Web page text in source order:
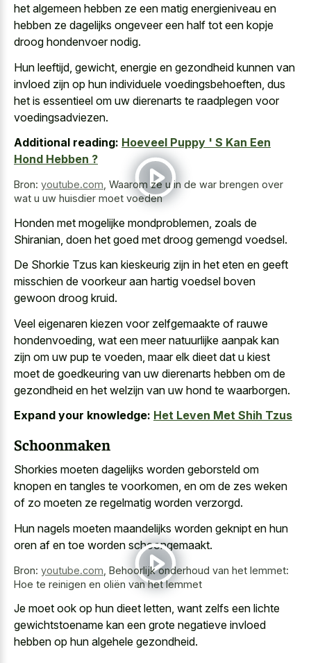
het algemeen hebben ze een matig energieniveau en
hebben ze dagelijks ongeveer een half tot een kopje
droog hondenvoer nodig.
Hun leeftijd, gewicht, energie en gezondheid kunnen van
invloed zijn op hun individuele voedingsbehoeften, dus
het is essentieel om uw dierenarts te raadplegen voor
voedingsadviezen.
Additional reading: Hoeveel Puppy ' S Kan Een
Hond Hebben ?
Bron: youtube.com Waarom ze u in de war brengen over
wat u uw huisdier moet voeden
Honden met mogelijke mondproblemen, zoals de
Shiranian, doen het goed met droog gemengd voedsel.
De Shorkie Tzus kan kieskeurig zijn in het eten en geeft
misschien de voorkeur aan hartig voedsel boven
gewoon droog kruid.
Veel eigenaren kiezen voor zelfgemaakte of rauwe
hondenvoeding, wat een meer natuurlijke aanpak kan
zijn om uw pup te voeden, maar elk dieet dat u kiest
moet de goedkeuring van uw dierenarts hebben om de
gezondheid en het welzijn van uw hond te waarborgen.
Expand your knowledge: Het Leven Met Shih Tzus
Schoonmaken
Shorkies moeten dagelijks worden geborsteld om
knopen en tangles te voorkomen, en om de zes weken
of zo moeten ze regelmatig worden verzorgd.
Hun nagels moeten maandelijks worden geknipt en hun
oren af en toe worden schoongemaakt.
Bron: youtube.com Behoorlijk onderhoud van het lemmet:
Hoe te reinigen en oliën van het lemmet
Je moet ook op hun dieet letten, want zelfs een lichte
gewichtstoename kan een grote negatieve invloed
hebben op hun algehele gezondheid.